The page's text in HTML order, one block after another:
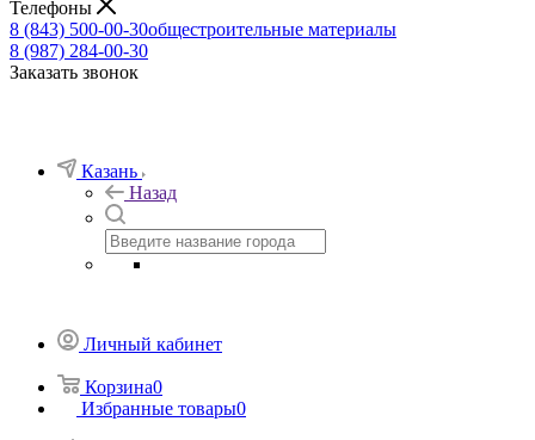
Телефоны
8 (843) 500-00-30общестроительные материалы
8 (987) 284-00-30
Заказать звонок
Казань
Назад
Личный кабинет
Корзина0
Избранные товары0